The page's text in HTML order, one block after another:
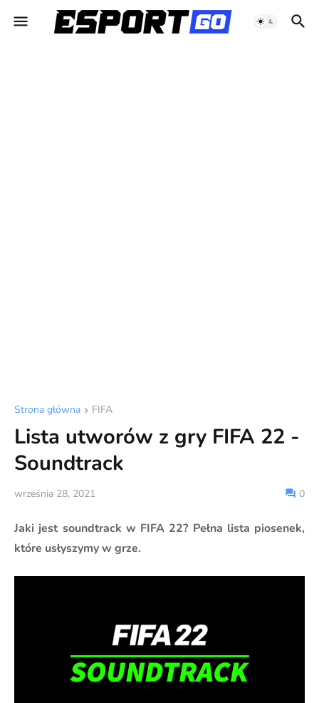
Strona główna FIFA
Lista utworów z gry FIFA 22 -
Soundtrack
września 28, 2021 0
Jaki jest soundtrack w FIFA 22? Pełna lista piosenek,
które usłyszymy w grze.